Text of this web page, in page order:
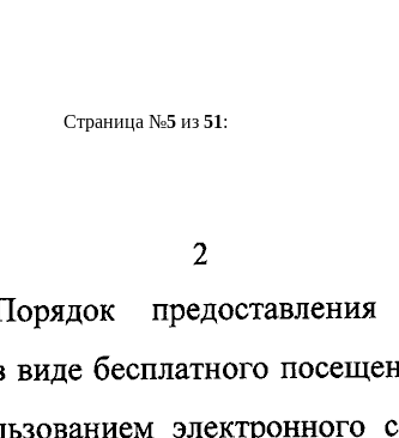
Страница №5из 51: